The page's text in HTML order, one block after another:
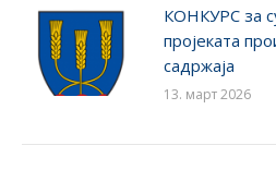
КОНКУРС за
пројеката
садржаја
13. март 2026